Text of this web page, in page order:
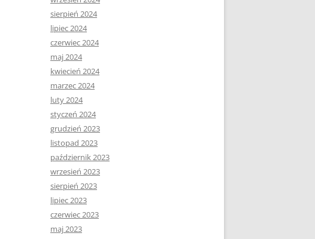
sierpień 2024
lipiec 2024
czerwiec 2024
maj 2024
kwiecień 2024
marzec 2024
luty 2024
styczeń 2024
grudzień 2023
listopad 2023
październik 2023
wrzesień 2023
sierpień 2023
lipiec 2023
czerwiec 2023
maj 2023